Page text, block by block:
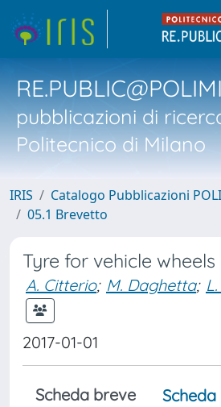
pubblicazioni di
Politecnico di Milano
IRIS Catalogo Pubblicazioni
05.1 Brevetto
Tyre for vehicle wheels
A. Citterio; M. Daghetta;
2017-01-01
Scheda breve